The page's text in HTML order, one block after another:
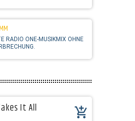
RADIO ONE-MUSIKMIX OHNE
It All add_shopping_cart